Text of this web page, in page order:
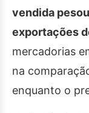
vendida
exportações
mercadorias
na
enquanto o